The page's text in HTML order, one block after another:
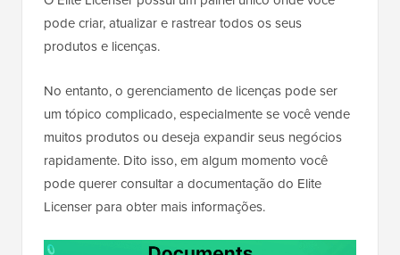
pode criar, atualizar e rastrear todos os seus
produtos e licenças.
No entanto, o gerenciamento de licenças pode ser
um tópico complicado, especialmente se você vende
muitos produtos ou deseja expandir seus negócios
rapidamente. Dito isso, em algum momento você
pode querer consultar a documentação do Elite
Licenser para obter mais informações.